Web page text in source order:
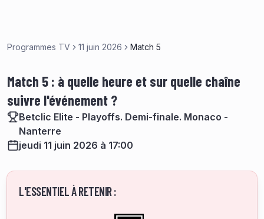
Programmes TV 11 juin 2026 Match 5
Match 5 : à quelle heure et sur quelle chaîne
suivre l'événement ?
Betclic Elite - Playoffs. Demi-finale. Monaco -
Nanterre
jeudi 11 juin 2026 à 17:00
L'ESSENTIEL À RETENIR :